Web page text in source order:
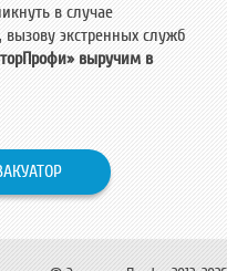
в случае
экстренных служб
выручим в